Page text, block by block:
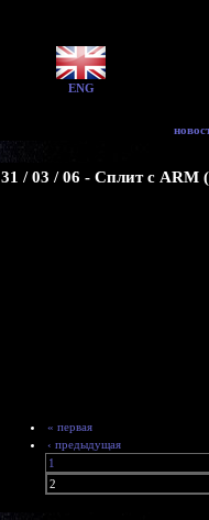
ENG
31 / 03 / 06 - Сплит с ARM
« первая
‹ предыдущая
1
2